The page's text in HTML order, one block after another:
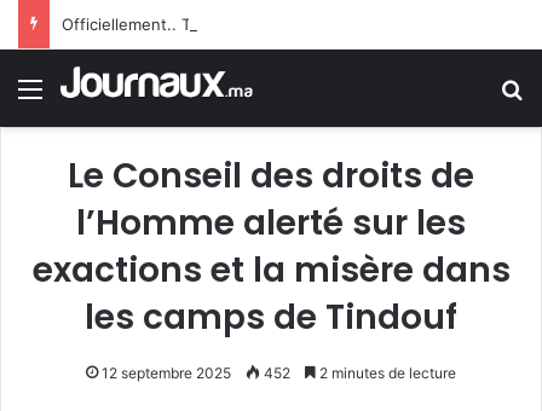
Menu
Le Conseil des droits de
l’Homme alerté sur les
exactions et la misère dans
les camps de Tindouf
12 septembre 2025 452 2 minutes de lecture